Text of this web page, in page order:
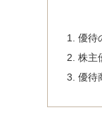
優待
株主
優待